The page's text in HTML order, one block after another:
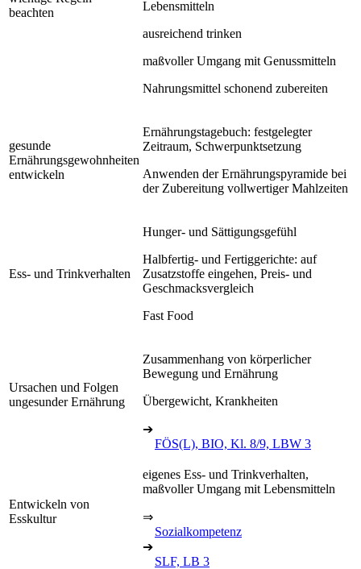
beachten
Lebensmitteln
ausreichend trinken
maßvoller Umgang mit Genussmitteln
Nahrungsmittel schonend zubereiten
gesunde
Ernährungsgewohnheiten
entwickeln
Ernährungstagebuch: festgelegter
Zeitraum, Schwerpunktsetzung
Anwenden der Ernährungspyramide bei
der Zubereitung vollwertiger Mahlzeiten
Ess- und Trinkverhalten
Hunger- und Sättigungsgefühl
Halbfertig- und Fertiggerichte: auf
Zusatzstoffe eingehen, Preis- und
Geschmacksvergleich
Fast Food
Ursachen und Folgen
ungesunder Ernährung
Zusammenhang von körperlicher
Bewegung und Ernährung
Übergewicht, Krankheiten
➔
FÖS(L), BIO, Kl. 8/9, LBW 3
Entwickeln von
Esskultur
eigenes Ess- und Trinkverhalten,
maßvoller Umgang mit Lebensmitteln
⇒
Sozialkompetenz
➔
SLF, LB 3